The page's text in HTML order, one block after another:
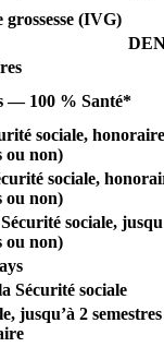
(IVG)
— 100 % Santé*
sociale,
ou non)
sociale,
ou non)
sociale,
ou non)
Sécurité sociale
jusqu’à 2